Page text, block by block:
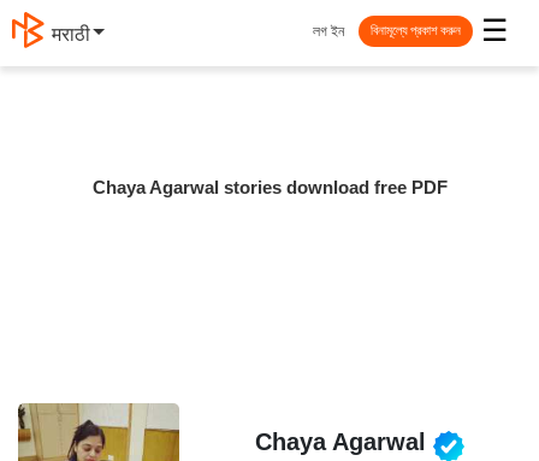
मराठी ☰
লগ ইন বিনামূল্যে প্রকাশ করুন
Chaya Agarwal stories download free PDF
Chaya Agarwal